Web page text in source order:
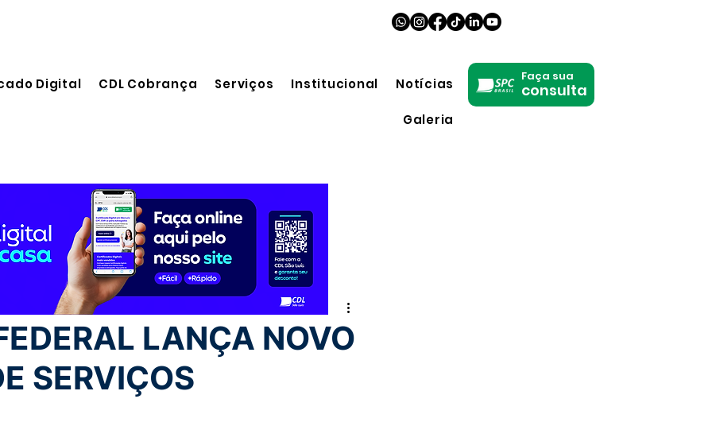
Digital CDL Cobrança Serviços Institucional Notícias
Galeria
Faça sua
consulta
LANÇA NOVO
SERVIÇOS